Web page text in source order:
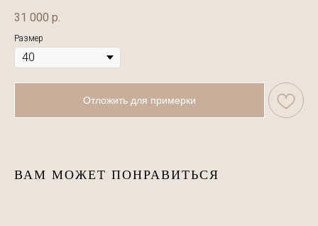
31 000 р.
Размер
Отложить для примерки
ВАМ МОЖЕТ ПОНРАВИТЬСЯ